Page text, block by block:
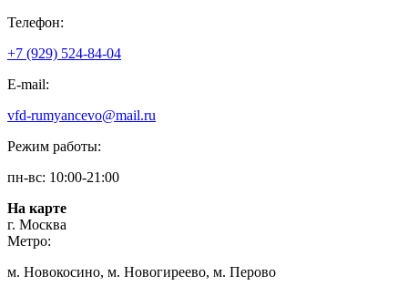
Телефон:
+7 (929) 524-84-04
E-mail:
vfd-rumyancevo@mail.ru
Режим работы:
пн-вс: 10:00-21:00
На карте
г. Москва
Метро:
м. Новокосино, м. Новогиреево, м. Перово